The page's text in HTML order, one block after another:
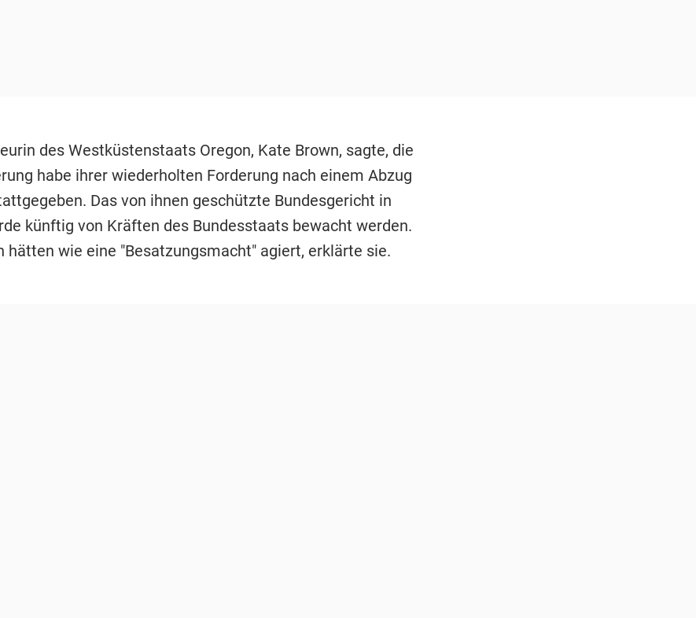
des Westküstenstaats Oregon, Kate Brown, sagte, die
habe ihrer wiederholten Forderung nach einem Abzug
Das von ihnen geschützte Bundesgericht in
künftig von Kräften des Bundesstaats bewacht werden.
hätten wie eine "Besatzungsmacht" agiert, erklärte sie.